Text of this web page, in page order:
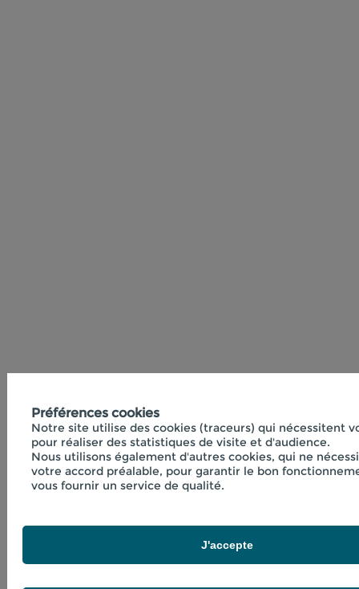
Préférences cookies
Notre site utilise des cookies (traceurs) qui nécessitent
pour réaliser des statistiques de visite et d'audience.
Nous utilisons également d'autres cookies, qui ne
votre accord préalable, pour garantir le bon
vous fournir un service de qualité.
J'accepte